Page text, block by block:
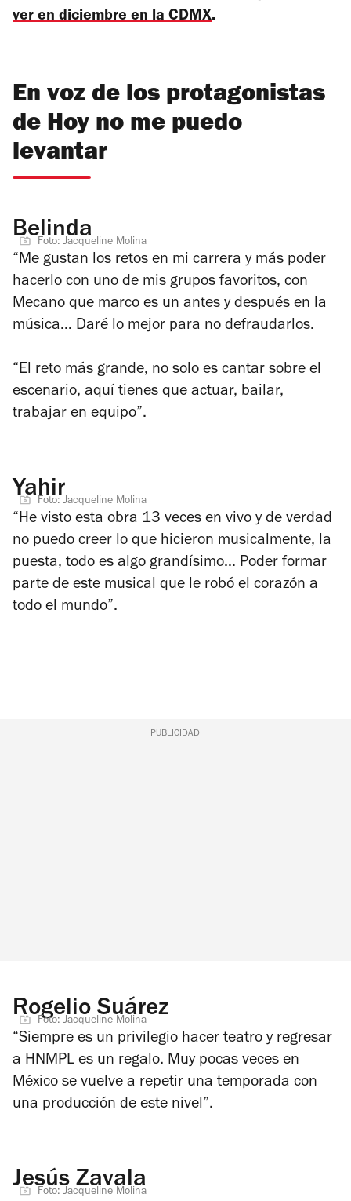
ver en diciembre en la CDMX.
En voz de los protagonistas
de Hoy no me puedo
levantar
Belinda
Foto: Jacqueline Molina
“Me gustan los retos en mi carrera y más poder
hacerlo con uno de mis grupos favoritos, con
Mecano que marco es un antes y después en la
música… Daré lo mejor para no defraudarlos.
“El reto más grande, no solo es cantar sobre el
escenario, aquí tienes que actuar, bailar,
trabajar en equipo”.
YahirFoto: Jacqueline Molina
“He visto esta obra 13 veces en vivo y de verdad
no puedo creer lo que hicieron musicalmente, la
puesta, todo es algo grandísimo… Poder formar
parte de este musical que le robó el corazón a
todo el mundo”.
PUBLICIDAD
Rogelio Suárez
Foto: Jacqueline Molina
“Siempre es un privilegio hacer teatro y regresar
a HNMPL es un regalo. Muy pocas veces en
México se vuelve a repetir una temporada con
una producción de este nivel”.
Jesús Zavala
Foto: Jacqueline Molina